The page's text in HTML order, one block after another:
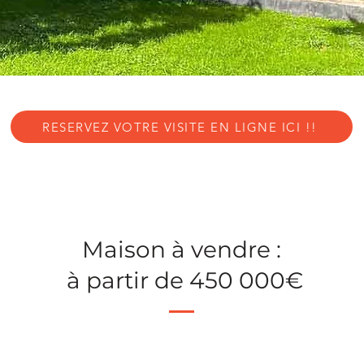
RESERVEZ VOTRE VISITE EN LIGNE ICI !!
Maison à vendre :
à partir de 450 000€